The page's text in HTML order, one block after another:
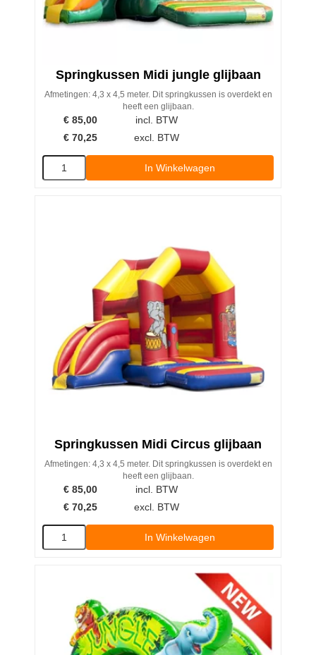
Springkussen Midi jungle glijbaan
Afmetingen: 4,3 x 4,5 meter. Dit springkussen is overdekt en
heeft een glijbaan.
€ 85,00
incl. BTW
€ 70,25 excl. BTW
In Winkelwagen
Springkussen Midi Circus glijbaan
Afmetingen: 4,3 x 4,5 meter. Dit springkussen is overdekt en
heeft een glijbaan.
€ 85,00
incl. BTW
€ 70,25 excl. BTW
In Winkelwagen